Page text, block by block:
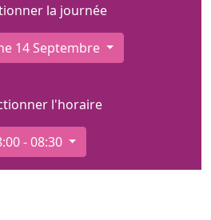
la journée
14 Septembre
l'horaire
- 08:30